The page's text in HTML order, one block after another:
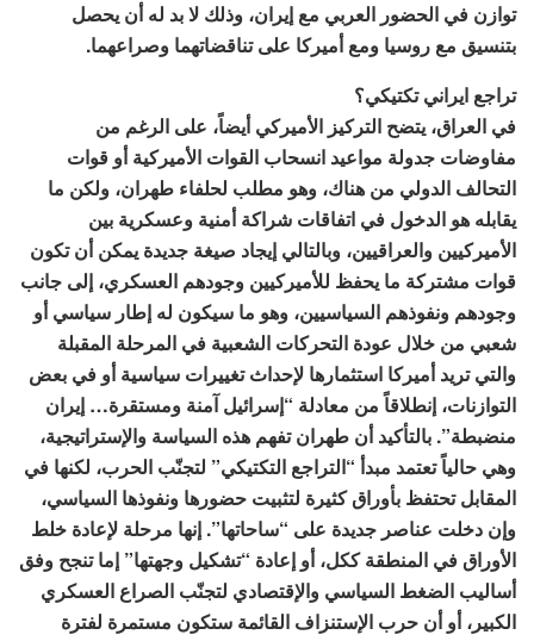
توازن في الحضور العربي مع إيران، وذلك لا بد له أن يحصل
بتنسيق مع روسيا ومع أميركا على تناقضاتهما وصراعهما.
تراجع ايراني تكتيكي؟
في العراق، يتضح التركيز الأميركي أيضاً، على الرغم من
مفاوضات جدولة مواعيد انسحاب القوات الأميركية أو قوات
التحالف الدولي من هناك، وهو مطلب لحلفاء طهران، ولكن ما
يقابله هو الدخول في اتفاقات شراكة أمنية وعسكرية بين
الأميركيين والعراقيين، وبالتالي إيجاد صيغة جديدة يمكن أن تكون
قوات مشتركة ما يحفظ للأميركيين وجودهم العسكري، إلى جانب
وجودهم ونفوذهم السياسيين، وهو ما سيكون له إطار سياسي أو
شعبي من خلال عودة التحركات الشعبية في المرحلة المقبلة
والتي تريد أميركا استثمارها لإحداث تغييرات سياسية أو في بعض
التوازنات، إنطلاقاً من معادلة “إسرائيل آمنة ومستقرة… إيران
منضبطة”. بالتأكيد أن طهران تفهم هذه السياسة والإستراتيجية،
وهي حالياً تعتمد مبدأ “التراجع التكتيكي” لتجنّب الحرب، لكنها في
المقابل تحتفظ بأوراق كثيرة لتثبيت حضورها ونفوذها السياسي،
وإن دخلت عناصر جديدة على “ساحاتها”. إنها مرحلة لإعادة خلط
الأوراق في المنطقة ككل، أو إعادة “تشكيل وجهتها” إما تنجح وفق
أساليب الضغط السياسي والإقتصادي لتجنّب الصراع العسكري
الكبير، أو أن حرب الإستنزاف القائمة ستكون مستمرة لفترة